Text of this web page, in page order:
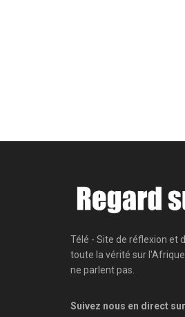
Télé - Site de réflexion et
toute la vérité sur
ne parlent pas.
Suivez nous en direct